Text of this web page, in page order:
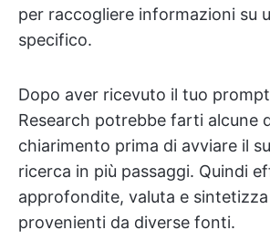
per raccogliere informazioni su
specifico.
Dopo aver ricevuto il tuo
Research potrebbe farti alcune
chiarimento prima di avviare il
ricerca in più passaggi. Quindi
approfondite, valuta e
provenienti da diverse fonti.